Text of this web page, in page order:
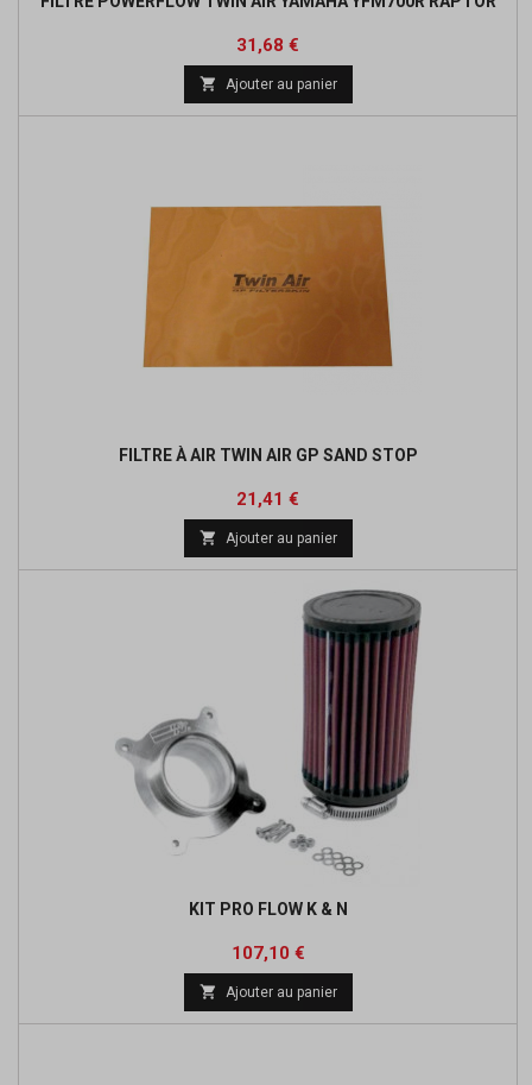
Prix
31,68 €
base
 Ajouter au panier
FILTRE À AIR TWIN AIR GP SAND STOP
Prix
21,41 €
base
 Ajouter au panier
KIT PRO FLOW K & N
Prix
107,10 €Prix
de
base
 Ajouter au panier